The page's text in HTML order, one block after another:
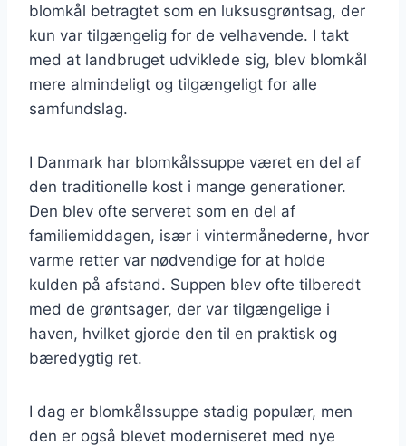
blomkål betragtet som en luksusgrøntsag, der
kun var tilgængelig for de velhavende. I takt
med at landbruget udviklede sig, blev blomkål
mere almindeligt og tilgængeligt for alle
samfundslag.
I Danmark har blomkålssuppe været en del af
den traditionelle kost i mange generationer.
Den blev ofte serveret som en del af
familiemiddagen, især i vintermånederne, hvor
varme retter var nødvendige for at holde
kulden på afstand. Suppen blev ofte tilberedt
med de grøntsager, der var tilgængelige i
haven, hvilket gjorde den til en praktisk og
bæredygtig ret.
I dag er blomkålssuppe stadig populær, men
den er også blevet moderniseret med nye